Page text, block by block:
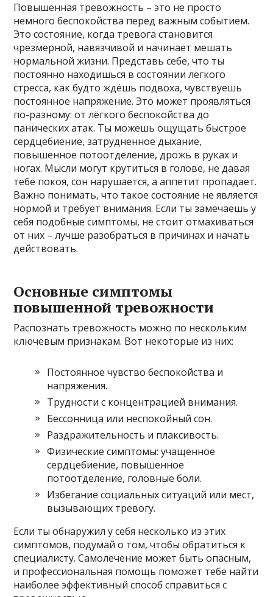
Повышенная тревожность – это не просто
немного беспокойства перед важным событием.
Это состояние, когда тревога становится
чрезмерной, навязчивой и начинает мешать
нормальной жизни. Представь себе, что ты
постоянно находишься в состоянии лёгкого
стресса, как будто ждёшь подвоха, чувствуешь
постоянное напряжение. Это может проявляться
по-разному: от лёгкого беспокойства до
панических атак. Ты можешь ощущать быстрое
сердцебиение, затрудненное дыхание,
повышенное потоотделение, дрожь в руках и
ногах. Мысли могут крутиться в голове, не давая
тебе покоя, сон нарушается, а аппетит пропадает.
Важно понимать, что такое состояние не является
нормой и требует внимания. Если ты замечаешь у
себя подобные симптомы, не стоит отмахиваться
от них – лучше разобраться в причинах и начать
действовать.
Основные симптомы
повышенной тревожности
Распознать тревожность можно по нескольким
ключевым признакам. Вот некоторые из них:
Постоянное чувство беспокойства и
напряжения.
Трудности с концентрацией внимания.
Бессонница или неспокойный сон.
Раздражительность и плаксивость.
Физические симптомы: учащенное
сердцебиение, повышенное
потоотделение, головные боли.
Избегание социальных ситуаций или мест,
вызывающих тревогу.
Если ты обнаружил у себя несколько из этих
симптомов, подумай о том, чтобы обратиться к
специалисту. Самолечение может быть опасным,
и профессиональная помощь поможет тебе найти
наиболее эффективный способ справиться с